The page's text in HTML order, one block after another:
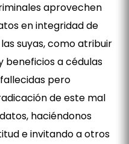
aprovechen
en integridad de
suyas, como atribuir
beneficios a cédulas
pero
de este mal
haciéndonos
e invitando a otros